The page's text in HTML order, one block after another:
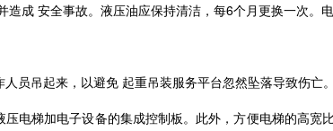
成 安全事故。液压油应保持清洁，每6个月更换一次。
员吊起来，以避免 起重吊装服务平台忽然坠落导致伤
电梯加电子设备的集成控制板。此外，方便电梯的高